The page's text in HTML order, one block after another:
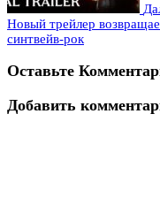
Новый трейлер
синтвейв-рок
Оставьте
Добавить